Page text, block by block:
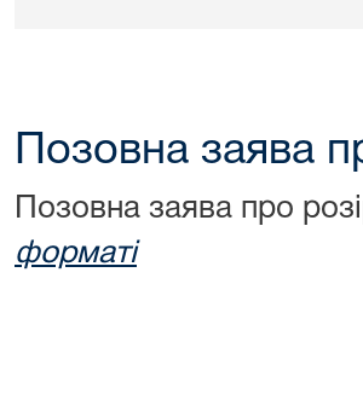
Позовна заява
Позовна заява про
форматі